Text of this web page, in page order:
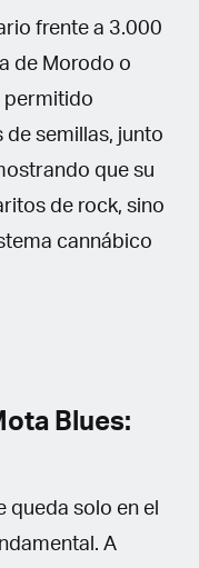
frente a 3.000
de Morodo o
permitido
semillas, junto
que su
de rock, sino
cannábico
Blues:
queda solo en el
A